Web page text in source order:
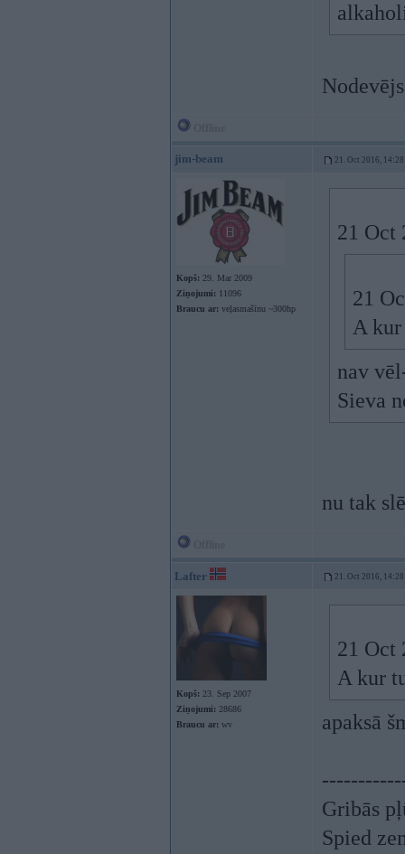
Nodevējs
jim-beam 21. Oct 2016, 14:28
Kopš: 29. Mar 2009
Ziņojumi: 11096
Braucu ar: veļasmašīnu ~300hp
21 Oct
21
A
nav
Sieva
nu tak
Lafter 21. Oct 2016, 14:28
Kopš: 23. Sep 2007
Ziņojumi: 28686
Braucu ar: wv
21 Oct
A kur
apaksā
Gribās
Spied